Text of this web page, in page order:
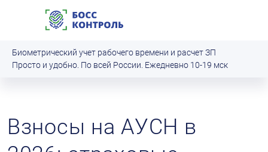
Биометрический учет рабочего времени и расчет ЗП
Просто и удобно. По всей России. Ежедневно 10‑19 мск
Взносы на АУСН в